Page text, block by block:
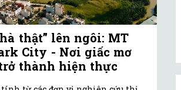
thật” lên ngôi: MT
City - Nơi giấc mơ
thành hiện thực